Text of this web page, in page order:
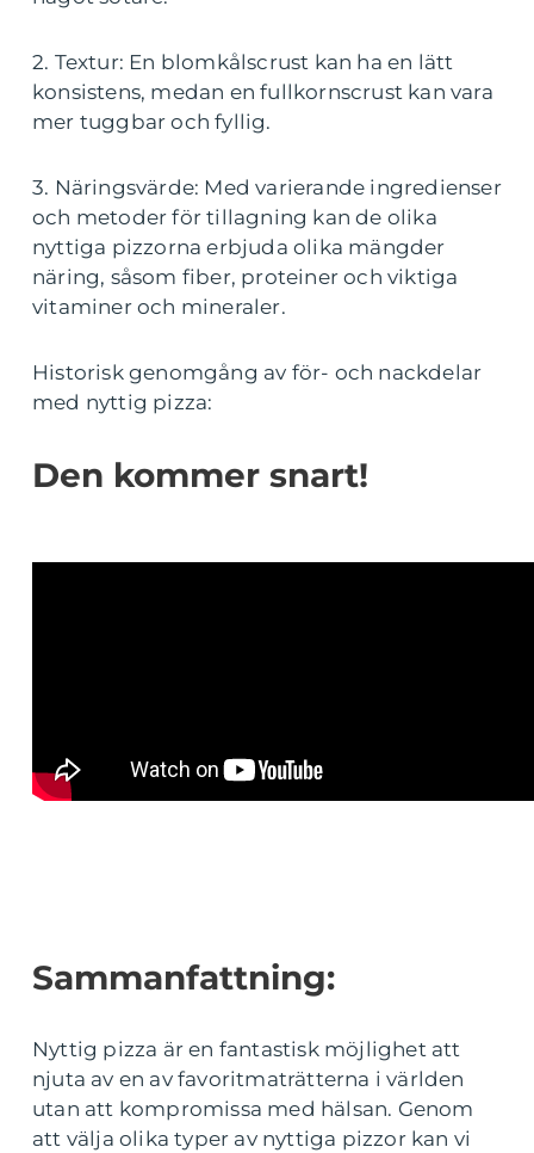
2. Textur: En blomkålscrust kan ha en lätt
konsistens, medan en fullkornscrust kan vara
mer tuggbar och fyllig.
3. Näringsvärde: Med varierande ingredienser
och metoder för tillagning kan de olika
nyttiga pizzorna erbjuda olika mängder
näring, såsom fiber, proteiner och viktiga
vitaminer och mineraler.
Historisk genomgång av för- och nackdelar
med nyttig pizza:
Den kommer snart!
Sammanfattning:
Nyttig pizza är en fantastisk möjlighet att
njuta av en av favoritmaträtterna i världen
utan att kompromissa med hälsan. Genom
att välja olika typer av nyttiga pizzor kan vi